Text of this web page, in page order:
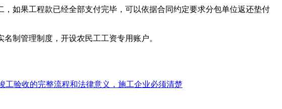
如果工程款已经全部支付完毕，可以依据合同约定要求分包单位返还垫付
制管理制度，开设农民工工资专用账户。
工验收的完整流程和法律意义，施工企业必须清楚